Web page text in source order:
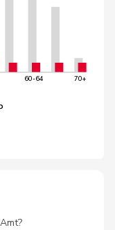
60-64 70+